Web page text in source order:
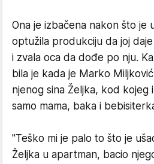
Ona je izbačena nakon što je
optužila produkciju da joj
i zvala oca da dođe po nju.
bila je kada je Marko
njenog sina Željka, kod kojeg
samo mama, baka i
"Teško mi je palo to što je
Željka u apartman, bacio